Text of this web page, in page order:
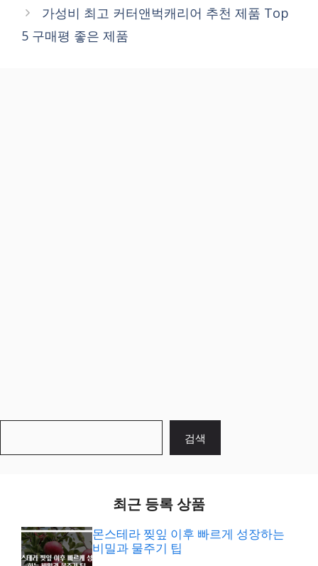
가성비 최고 커터앤벅캐리어 추천 제품 Top
5 구매평 좋은 제품
검색
최근 등록 상품
몬스테라 찢잎 이후 빠르게 성장하는
비밀과 물주기 팁